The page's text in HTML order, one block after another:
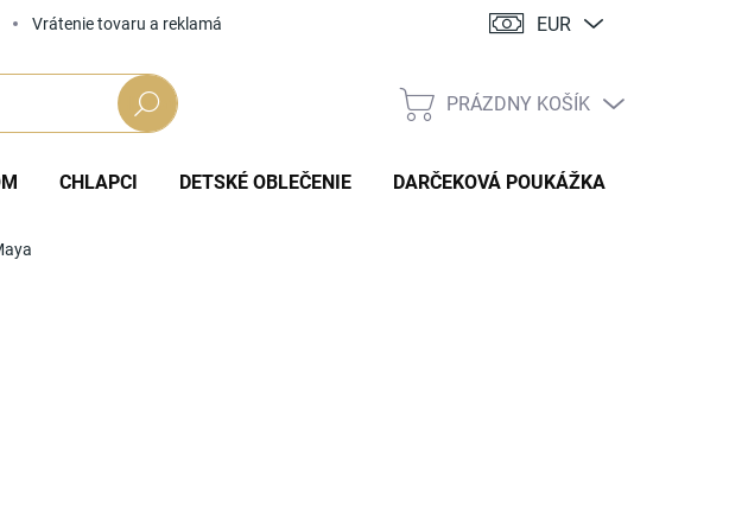
Vrátenie tovaru a reklamácia EUR
Hľadať
NÁKUPNÝ
PRÁZDNY KOŠÍK
CHLAPCI DETSKÉ OBLEČENIE DARČEKOVÁ POUKÁŽKA